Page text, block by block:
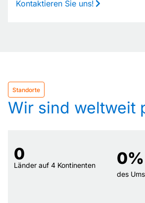
Kontaktieren Sie uns!
Standorte
Wir sind weltweit
0
Länder auf 4 Kontinenten 0%
des